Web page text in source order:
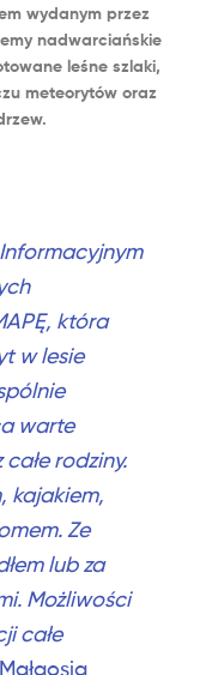
wydanym przez
nadwarciańskie
leśne szlaki,
meteorytów oraz
która
w lesie
warte
rodziny.
kajakiem,
Ze
lub za
Możliwości
całe